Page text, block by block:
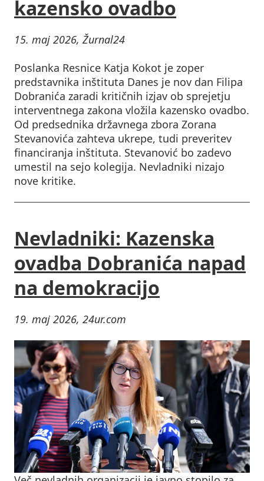
kazensko ovadbo
15. maj 2026, Žurnal24
Poslanka Resnice Katja Kokot je zoper
predstavnika inštituta Danes je nov dan Filipa
Dobranića zaradi kritičnih izjav ob sprejetju
interventnega zakona vložila kazensko ovadbo.
Od predsednika državnega zbora Zorana
Stevanovića zahteva ukrepe, tudi preveritev
financiranja inštituta. Stevanović bo zadevo
umestil na sejo kolegija. Nevladniki nizajo
nove kritike.
Nevladniki: Kazenska
ovadba Dobranića napad
na demokracijo
19. maj 2026, 24ur.com